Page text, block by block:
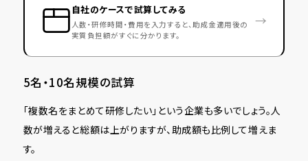
自社のケースで試算してみる
人数・研修時間・費用を入力すると、助成金適用後の
実質負担額がすぐに分かります。
→
5名・10名規模の試算
「複数名をまとめて研修したい」という企業も多いでしょう。人
数が増えると総額は上がりますが、助成額も比例して増えま
す。